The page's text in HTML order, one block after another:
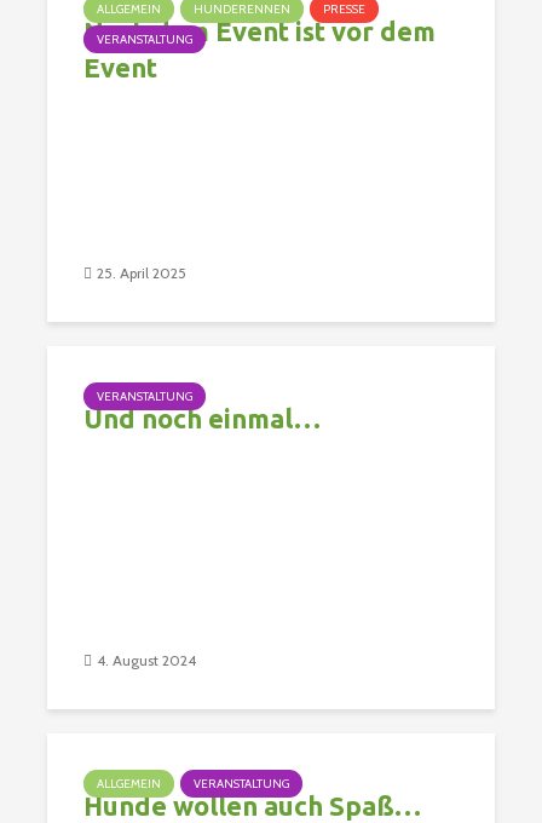
ALLGEMEIN HUNDERENNEN
PRESSE
VERANSTALTUNG
Nach dem Event ist vor dem
Event
25. April 2025
VERANSTALTUNG
Und noch einmal…
4. August 2024
ALLGEMEIN VERANSTALTUNG
Hunde wollen auch Spaß…